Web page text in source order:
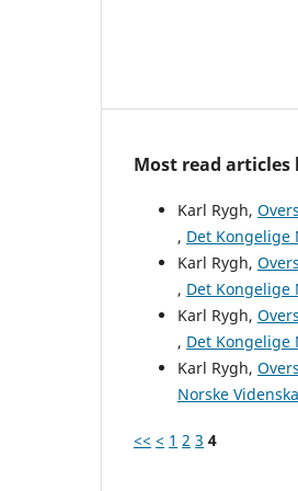
Most read
Karl Rygh,
, Det Kongelige
Karl Rygh,
, Det Kongelige
Karl Rygh,
, Det Kongelige
Karl Rygh,
Norske
<< < 1 2 3 4